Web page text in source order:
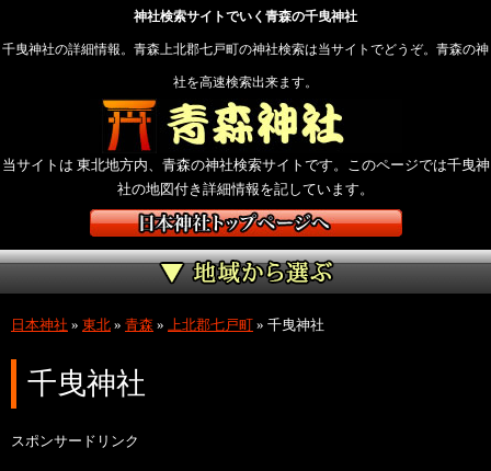
神社検索サイトでいく青森の千曳神社
千曳神社の詳細情報。青森上北郡七戸町の神社検索は当サイトでどうぞ。青森の神
社を高速検索出来ます。
当サイトは 東北地方内、青森の神社検索サイトです。このページでは千曳神
社の地図付き詳細情報を記しています。
日本神社 » 東北 » 青森 » 上北郡七戸町 » 千曳神社
千曳神社
スポンサードリンク